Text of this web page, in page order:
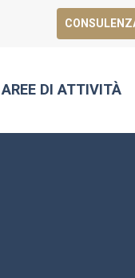
AREE DI ATTIVITÀ